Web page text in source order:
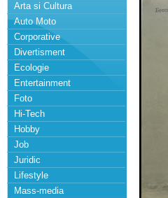
Arta si Cultura
Auto Moto
Corporative
Divertisment
Ecologie
Entertainment
Foto
Hi-Tech
Hobby
Job
Juridic
Lifestyle
Mass-media